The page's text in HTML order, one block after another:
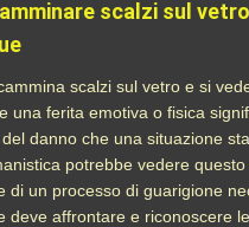
scalzi sul
scalzi sul vetro e si
una ferita emotiva o fisica
danno che una situazione
potrebbe vedere
di un processo di guarigione
deve affrontare e riconoscere